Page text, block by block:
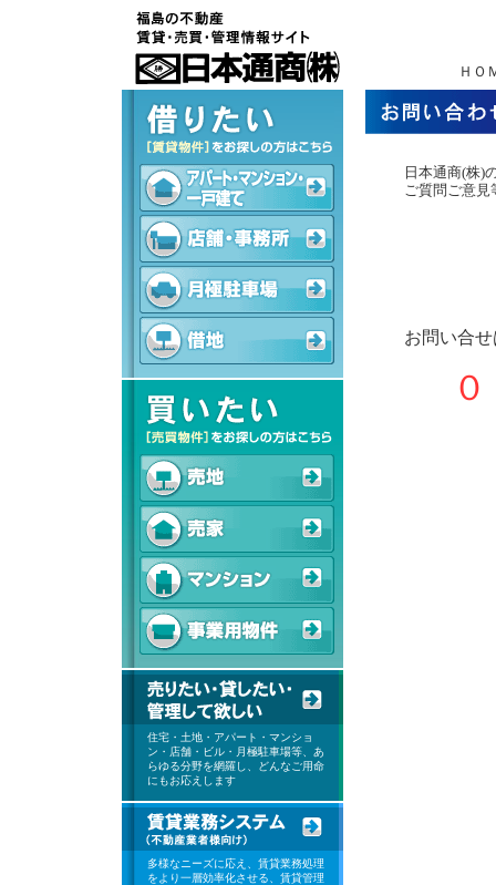
ＨＯ
住宅・土地・アパート・マンショ
ン・店舗・ビル・月極駐車場等、あ
らゆる分野を網羅し、どんなご用命
にもお応えします
多様なニーズに応え、賃貸業務処理
をより一層効率化させる、賃貸管理
日本通商(株)
ご質問ご意見
お問い合